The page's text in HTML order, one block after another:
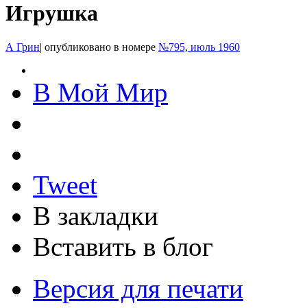
Игрушка
А Грин| опубликовано в номере №795, июль 1960
В Мой Мир
Tweet
В закладки
Вставить в блог
Версия для печати